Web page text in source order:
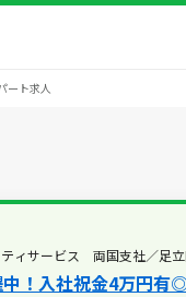
ート求人
ィサービス 両国支社／足
！入社祝金4万円有